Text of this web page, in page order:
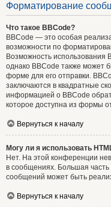
Форматирование
Что такое BBCode?
BBCode — это особая
возможности по
Возможность использования
однако BBCode также может
форме для его отправки.
заключаются в квадратные
информацией о BBCode
которое доступна из формы
Вернуться к началу
Могу ли я использовать
Нет. На этой конференции
в сообщениях. Большая
сообщений может быть
Вернуться к началу